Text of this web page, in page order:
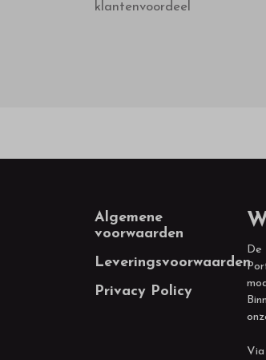
klantenvoordeel
Footer
Algemene
voorwaarden
Leveringsvoorwaarden
Privacy Policy
De
Via